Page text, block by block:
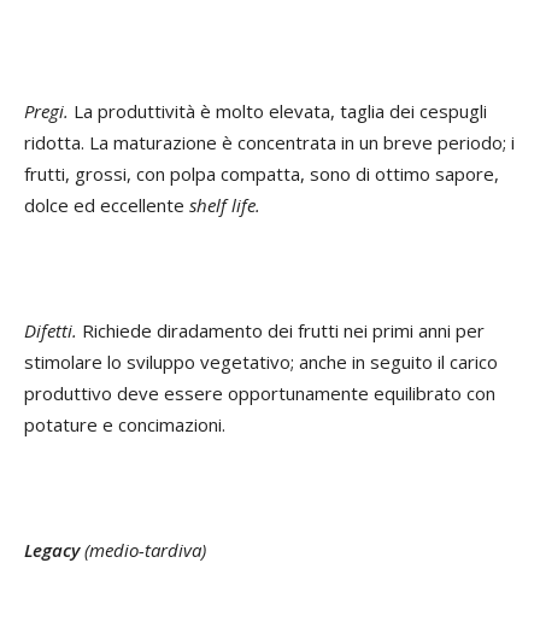
Pregi. La produttività è molto elevata, taglia dei cespugli
ridotta. La maturazione è concentrata in un breve periodo; i
frutti, grossi, con polpa compatta, sono di ottimo sapore,
dolce ed eccellente shelf life.
Difetti. Richiede diradamento dei frutti nei primi anni per
stimolare lo sviluppo vegetativo; anche in seguito il carico
produttivo deve essere opportunamente equilibrato con
potature e concimazioni.
Legacy(medio-tardiva)